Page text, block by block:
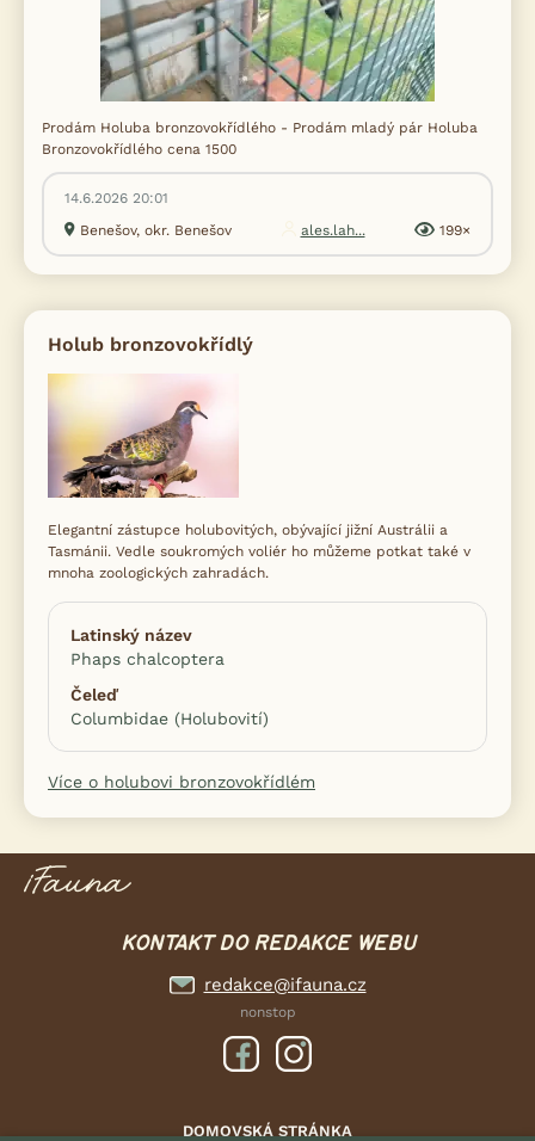
Prodám Holuba bronzovokřídlého - Prodám mladý pár Holuba
Bronzovokřídlého cena 1500
14.6.2026 20:01
Benešov, okr. Benešov
ales.lah... 199×
Holub bronzovokřídlý
Elegantní zástupce holubovitých, obývající jižní Austrálii a
Tasmánii. Vedle soukromých voliér ho můžeme potkat také v
mnoha zoologických zahradách.
Latinský název
Phaps chalcoptera
Čeleď
Columbidae (Holubovití)
Více o holubovi bronzovokřídlém
KONTAKT DO REDAKCE WEBU
redakce@ifauna.cz
nonstop
DOMOVSKÁ STRÁNKA